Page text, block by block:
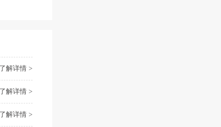
解详情 >
解详情 >
解详情 >